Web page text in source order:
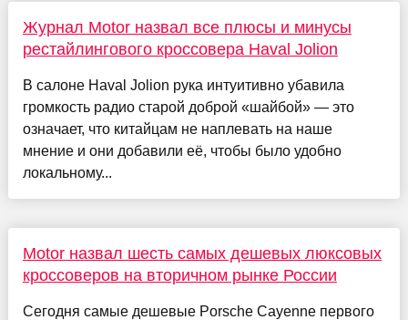
Журнал Motor назвал все плюсы и минусы
рестайлингового кроссовера Haval Jolion
В салоне Haval Jolion рука интуитивно убавила
громкость радио старой доброй «шайбой» — это
означает, что китайцам не наплевать на наше
мнение и они добавили её, чтобы было удобно
локальному...
Motor назвал шесть самых дешевых люксовых
кроссоверов на вторичном рынке России
Сегодня самые дешевые Porsche Cayenne первого